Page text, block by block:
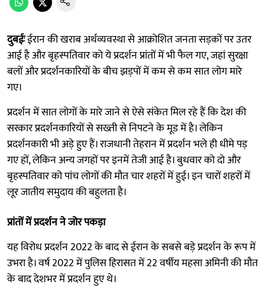
दुबईःईरान की खराब अर्थव्यवस्था से आक्रोशित जनता सड़कों पर उतर
आई है और बृहस्पतिवार को ये प्रदर्शन प्रांतों में भी फैल गए, जहां सुरक्षा
बलों और प्रदर्शनकारियों के बीच झड़पों में कम से कम सात लोग मारे
गए।
प्रदर्शन में सात लोगों के मारे जाने से ऐसे संकेत मिल रहे हैं कि देश की
सरकार प्रदर्शनकारियों से सख्ती से निपटने के मूड में है। लेकिन
प्रदर्शनकारी भी अड़े हुए हैं। राजधानी तेहरान में प्रदर्शन भले ही धीमे पड़
गए हों, लेकिन अन्य जगहों पर इनमें तेजी आई है। बुधवार को दो और
बृहस्पतिवार को पांच लोगों की मौत चार शहरों में हुई। इन चारों शहरों में
लूर जातीय समुदाय की बहुलता है।
प्रांतों में प्रदर्शन ने जोर पकड़ा
यह विरोध प्रदर्शन 2022 के बाद से ईरान के सबसे बड़े प्रदर्शन के रूप में
उभरा है। वर्ष 2022 में पुलिस हिरासत में 22 वर्षीय महसा अमिनी की मौत
के बाद देशभर में प्रदर्शन हुए थे।